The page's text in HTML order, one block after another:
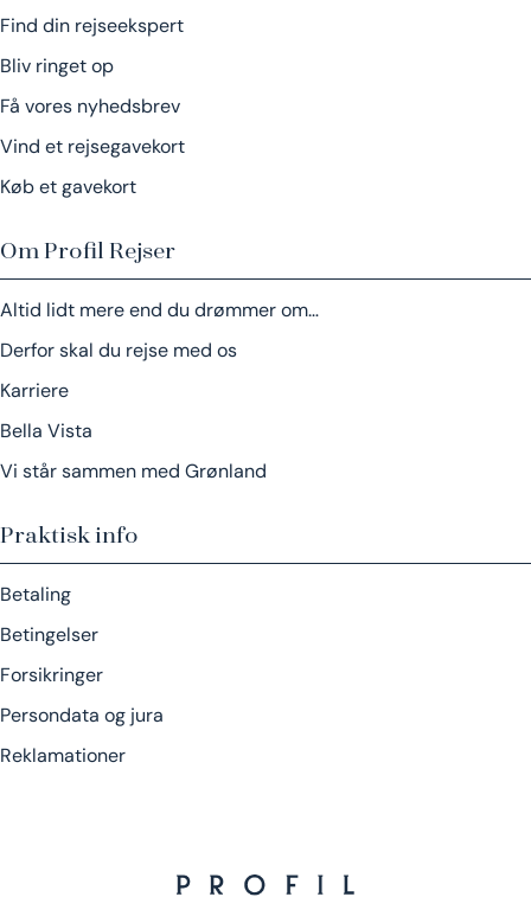
Find din rejseekspert
Bliv ringet op
Få vores nyhedsbrev
Vind et rejsegavekort
Køb et gavekort
Om Profil Rejser
Altid lidt mere end du drømmer om…
Derfor skal du rejse med os
Karriere
Bella Vista
Vi står sammen med Grønland
Praktisk info
Betaling
Betingelser
Forsikringer
Persondata og jura
Reklamationer